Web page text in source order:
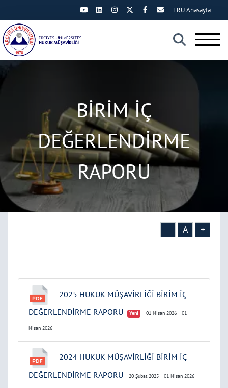
×
ERÜ Anasayfa
BİRİM İÇ
DEĞERLENDİRME
RAPORU
- A +
2025 HUKUK MÜŞAVİRLİĞİ BİRİM İÇ
DEĞERLENDİRME RAPORU
Yeni 01 Nisan 2026 - 01
Nisan 2026
2024 HUKUK MÜŞAVİRLİĞİ BİRİM İÇ
DEĞERLENDİRME RAPORU
20 Şubat 2025 - 01 Nisan 2026